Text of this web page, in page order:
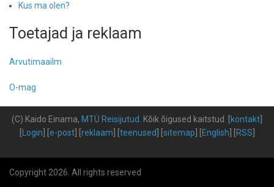
Kus ma olen?
Toetajad ja reklaam
Arvutimaailm
O-mag
(C) Kaido Einama, MTÜ Reisijutud. Kõik õigused kaitstud. kontakt
Login e-post] [ reklaam teenused sitemap English RSS
Copyright 2026. All rights reserved